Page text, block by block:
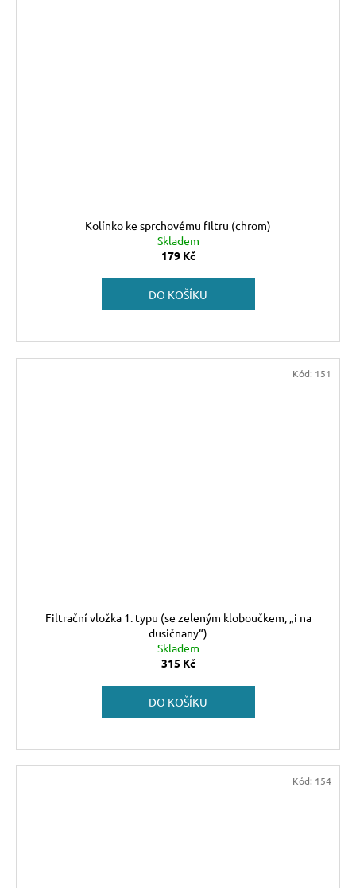
Kolínko ke sprchovému filtru (chrom)
Skladem
179 Kč
DO KOŠÍKU
Filtrační vložka 1. typu (se zeleným kloboučkem, „i na
dusičnany“)
Skladem
315 Kč
DO KOŠÍKU
Kód: 151
Kód: 154